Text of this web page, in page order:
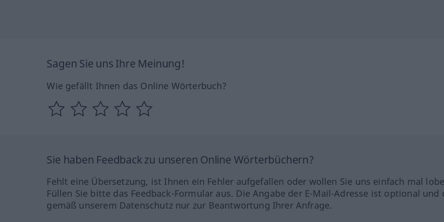
Sagen Sie uns Ihre Meinung!
Wie gefällt Ihnen das Online Wörterbuch?
Sie haben Feedback zu unseren Online Wörterbüchern?
Fehlt eine Übersetzung, ist Ihnen ein Fehler aufgefallen oder wollen Sie uns einfach mal
Füllen Sie bitte das Feedback-Formular aus. Die Angabe der E-Mail-Adresse ist optional und
gemäß unserem Datenschutz nur zur Beantwortung Ihrer Anfrage.